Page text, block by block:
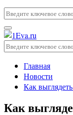
Искать:
Основное
меню
Искать:
Главная
Новости
Как
Как